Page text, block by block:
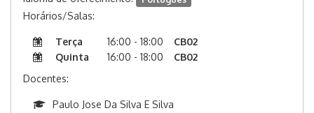
Horários/Salas:
Terça 16:00 - 18:00
CB02
Quinta
16:00 - 18:00
CB02
Docentes:
Paulo Jose Da Silva E Silva